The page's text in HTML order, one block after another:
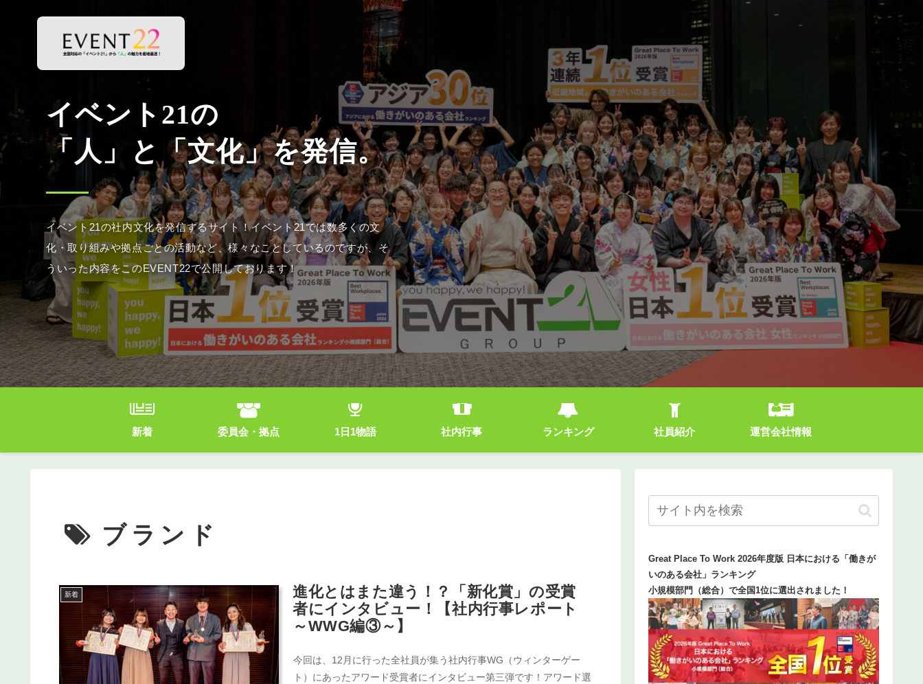
イベント21の社内文化を発信するサイト！イベント21では数多くの文
化・取り組みや拠点ごとの活動など、様々なことしているのですが、そ
ういった内容をこのEVENT22で公開しております！
新着 委員会・拠点 1日1物語 社内行事 ランキング 社員紹介 運営会社情報
ブランド
新着
進化とはまた違う！？「新化賞」の受賞
者にインタビュー！【社内行事レポート
～WWG編③～】
今回は、12月に行った全社員が集う社内行事WG（ウィンターゲー
ト）にあったアワード受賞者にインタビュー第三弾です！アワード選
Great Place To Work 2026年度版 日本における「働きが
いのある会社」ランキング
小規模部門（総合）で全国1位に選出されました！